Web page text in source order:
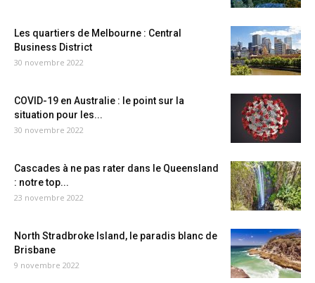
Les quartiers de Melbourne : Central
Business District
30 novembre 2022
COVID-19 en Australie : le point sur la
situation pour les...
30 novembre 2022
Cascades à ne pas rater dans le Queensland
: notre top...
23 novembre 2022
North Stradbroke Island, le paradis blanc de
Brisbane
9 novembre 2022